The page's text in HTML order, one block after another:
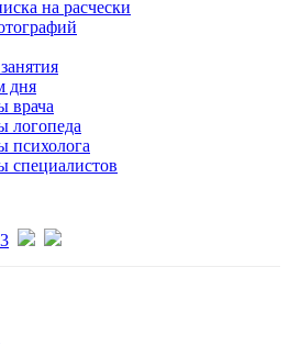
на расчески
дня
врача
логопеда
психолога
специалистов